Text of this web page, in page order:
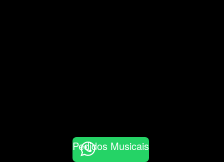
Pedidos Musicais